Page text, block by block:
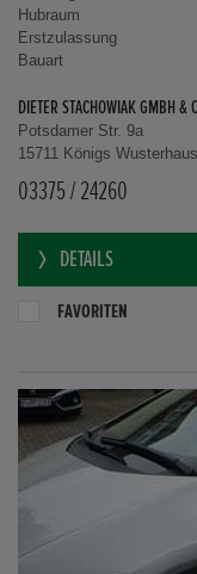
Hubraum
Erstzulassung
Bauart
DIETER STACHOWIAK GMBH &
Potsdamer Str. 9a
15711 Königs
03375 / 24260
DETAILS
FAVORITEN